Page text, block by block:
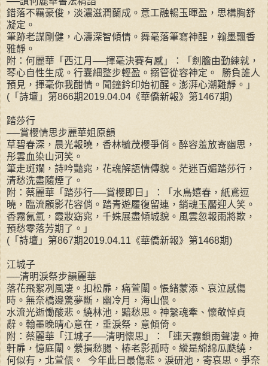
錯落不羈豪俊，淡濃滋潤蘭成。意工融暢玉暉盈，思構胸舒
凝定。
筆跡老謀剛健，心濤深智傾情。舞毫落筆寫神醒，翰墨飄香
雅靜。
附：何麗華「西江月──揮毫決賽有感」：「劍膽由勤練就，
琴心自性生成。行囊細整步輕盈。搦管從容神定。 勝負誰人
預見，揮毫你我酣情。聞鐘鈐印始初醒。澎湃心潮難靜。」
(「詩壇」第866期2019.04.04《華僑新報》第1467期)
踏莎行
──賞櫻情思步麗華姐原韻
草碧春深，晨光報曉，香林毓茂櫻爭俏。醉容羞放寄幽思，
彤雲血染山河笑。
筆走斑斕，詩吟豔窕，花魂解語情傳貌。茫迷百媚踏莎行，
清愁洗盡隨煙了。
附：蔡麗華「踏莎行──賞櫻即日」：「水鳥嬉春，紙鳶逗
曉，臨流顧影花容俏。踏青遊履復留連，銷魂玉靨迎人笑。
香霧氤氳，霞妝窈窕，千姝展盡傾城貌。風雲忽報雨將欺，
預愁零落芳期了。」
(「詩壇」第867期2019.04.11《華僑新報》第1468期)
江城子
──清明淚祭步韻麗華
落花飛絮冽風凄。扣松扉，痛萱闈。悵緒蒙添、哀泣感傷
時。無奈橋邊驚夢斷，幽冷月，海山偎。
水流光逝慟酸悲。繞林池，黯愁思。神繫魂牽、懷敬悼貞
辭。翰墨晚晴心意在，垂淚祭，意傾倚。
附：蔡麗華「江城子──清明懷思」：「連天霧鎖雨聲凄。掩
軒扉，憶庭闈。縈損愁腸、椿老影孤時。縱是綿綿瓜瓞繞，
何似有，北萱偎。 今年此日最傷悲。淚研池，寄哀思。爭奈